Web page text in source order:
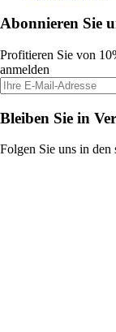
Abonnieren Sie
Profitieren Sie von
anmelden
Bleiben Sie in
Folgen Sie uns in